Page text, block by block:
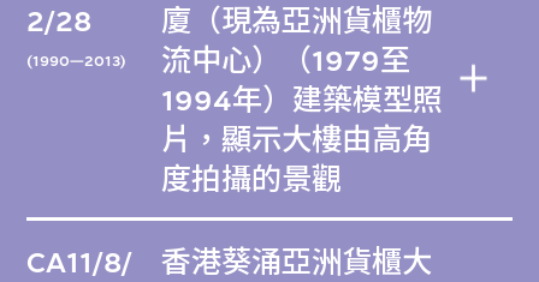
2/28
(1990—2013)
廈（現為亞洲貨櫃物
流中心）（1979至
1994年）建築模型照
片，顯示大樓由高角
度拍攝的景觀
CA11/8/
香港葵涌亞洲貨櫃大